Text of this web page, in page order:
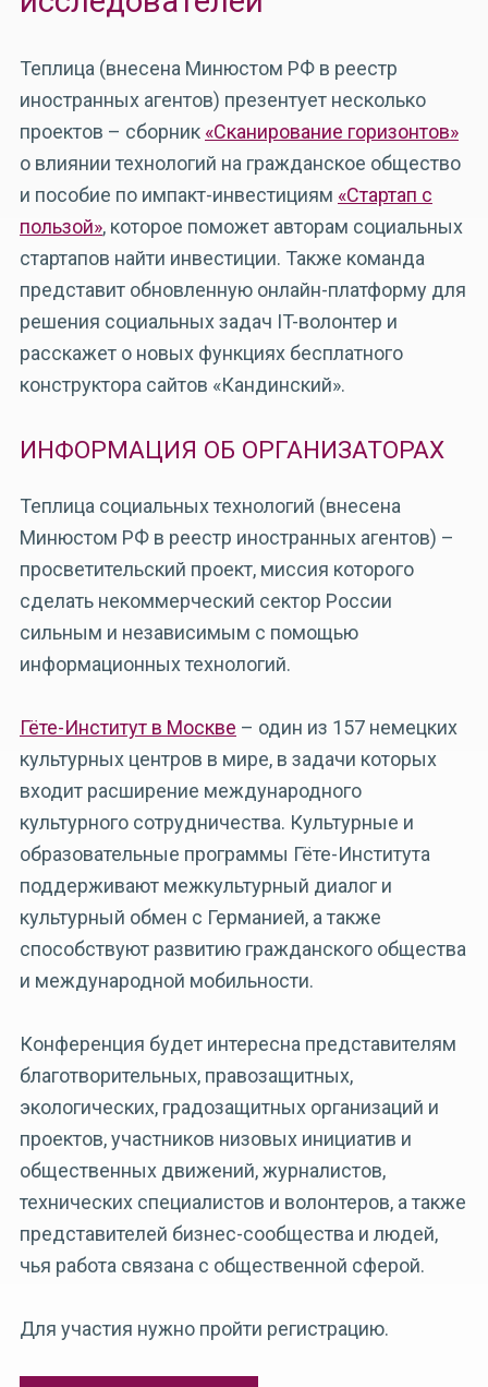
Теплица (внесена Минюстом РФ в реестр
иностранных агентов) презентует несколько
проектов – сборник «Сканирование горизонтов»
о влиянии технологий на гражданское общество
и пособие по импакт-инвестициям «Стартап с
пользой», которое поможет авторам социальных
стартапов найти инвестиции. Также команда
представит обновленную онлайн-платформу для
решения социальных задач IT-волонтер и
расскажет о новых функциях бесплатного
конструктора сайтов «Кандинский».
ИНФОРМАЦИЯ ОБ ОРГАНИЗАТОРАХ
Теплица социальных технологий (внесена
Минюстом РФ в реестр иностранных агентов) –
просветительский проект, миссия которого
сделать некоммерческий сектор России
сильным и независимым с помощью
информационных технологий.
Гёте-Институт в Москве – один из 157 немецких
культурных центров в мире, в задачи которых
входит расширение международного
культурного сотрудничества. Культурные и
образовательные программы Гёте-Института
поддерживают межкультурный диалог и
культурный обмен с Германией, а также
способствуют развитию гражданского общества
и международной мобильности.
Конференция будет интересна представителям
благотворительных, правозащитных,
экологических, градозащитных организаций и
проектов, участников низовых инициатив и
общественных движений, журналистов,
технических специалистов и волонтеров, а также
представителей бизнес-сообщества и людей,
чья работа связана с общественной сферой.
Для участия нужно пройти регистрацию.